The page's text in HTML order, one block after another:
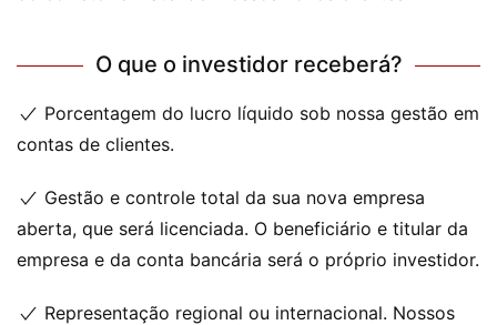
O que o investidor receberá?
Porcentagem do lucro líquido sob nossa gestão em
contas de clientes.
Gestão e controle total da sua nova empresa
aberta, que será licenciada. O beneficiário e titular da
empresa e da conta bancária será o próprio investidor.
Representação regional ou internacional. Nossos